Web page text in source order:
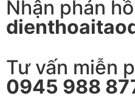
Nhận phản
Tư vấn miễn
0945 988